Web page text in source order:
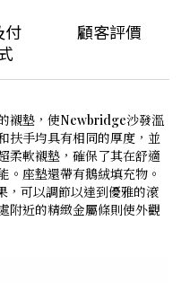
付
顧客評價
襯墊，使Newbridge沙發溫
扶手均具有相同的厚度，並
柔軟襯墊，確保了其在舒適
。座墊還帶有鵝絨填充物。
，可以調節以達到優雅的滾
附近的精緻金屬條則使外觀